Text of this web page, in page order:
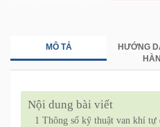
MÔ TẢ
HƯỚNG
Nội dung bài viết
1 Thông số kỹ thuật van khí tự